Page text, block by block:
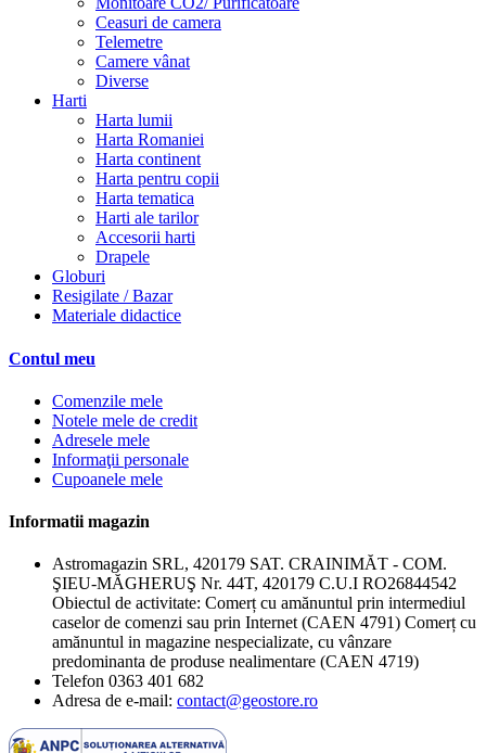
Ceasuri de camera
Telemetre
Camere vânat
Diverse
Harti
Harta lumii
Harta Romaniei
Harta continent
Harta pentru copii
Harta tematica
Harti ale tarilor
Accesorii harti
Drapele
Globuri
Resigilate / Bazar
Materiale didactice
Contul meu
Comenzile mele
Notele mele de credit
Adresele mele
Informaţii personale
Cupoanele mele
Informatii magazin
Astromagazin SRL, 420179 SAT. CRAINIMĂT - COM.
ŞIEU-MĂGHERUŞ Nr. 44T, 420179 C.U.I RO26844542
Obiectul de activitate: Comerț cu amănuntul prin intermediul
caselor de comenzi sau prin Internet (CAEN 4791) Comerț cu
amănuntul in magazine nespecializate, cu vânzare
predominanta de produse nealimentare (CAEN 4719)
Telefon 0363 401 682
Adresa de e-mail: contact@geostore.ro